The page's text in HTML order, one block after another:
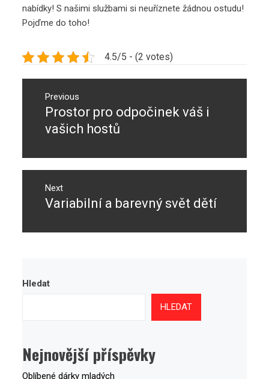
nabídky! S našimi službami si neuříznete žádnou ostudu!
Pojďme do toho!
4.5/5 - (2 votes)
Navigace
příspěvek
Previous
Previous
post:
Prostor pro odpočinek váš i
vašich hostů
Next
Next
Variabilní a barevný svět dětí
Hledat
HLEDAT
Nejnovější příspěvky
Oblíbené dárky mladých